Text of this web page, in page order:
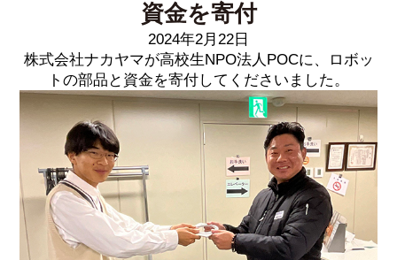
資金を寄付
2024年2月22日
株式会社ナカヤマが高校生NPO法人POCに、ロボッ
トの部品と資金を寄付してくださいました。